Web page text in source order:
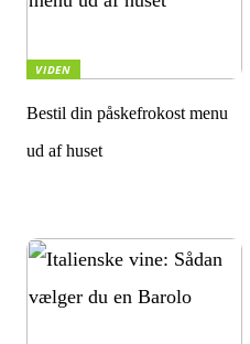
VIDEN
Bestil din påskefrokost menu
ud af huset